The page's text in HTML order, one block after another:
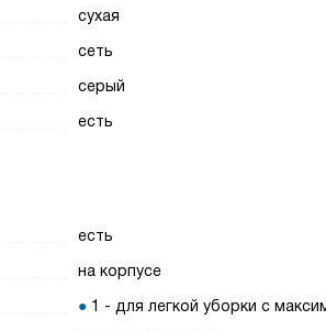
сухая
сеть
серый
есть
есть
на корпусе
1 - для легкой уборки с